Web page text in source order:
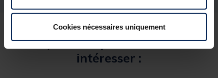
Cookies nécessaires uniquement
Ces produits pourraient vous
intéresser :